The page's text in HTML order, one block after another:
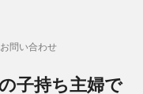
お問い合わせ
子持ち主婦で